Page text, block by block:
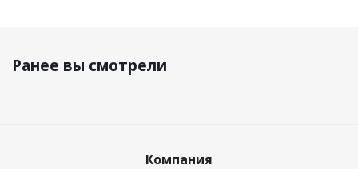
Ранее вы смотрели
Компания